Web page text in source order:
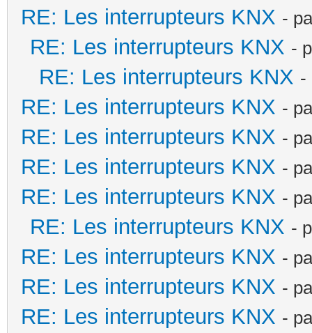
RE: Les interrupteurs KNX -
RE: Les interrupteurs KNX -
RE: Les interrupteurs KNX -
RE: Les interrupteurs KNX -
RE: Les interrupteurs KNX -
RE: Les interrupteurs KNX -
RE: Les interrupteurs KNX -
RE: Les interrupteurs KNX -
RE: Les interrupteurs KNX -
RE: Les interrupteurs KNX -
RE: Les interrupteurs KNX -